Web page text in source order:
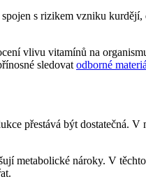
s rizikem vzniku
vlivu vitamínů na
sledovat odborné
přestává být dostatečná. V
metabolické nároky. V